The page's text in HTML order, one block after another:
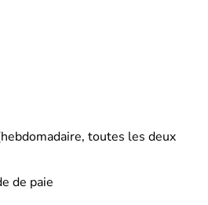
toutes les deux
de paie